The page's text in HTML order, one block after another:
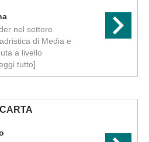
nel settore
di Media e
a livello
tutto]